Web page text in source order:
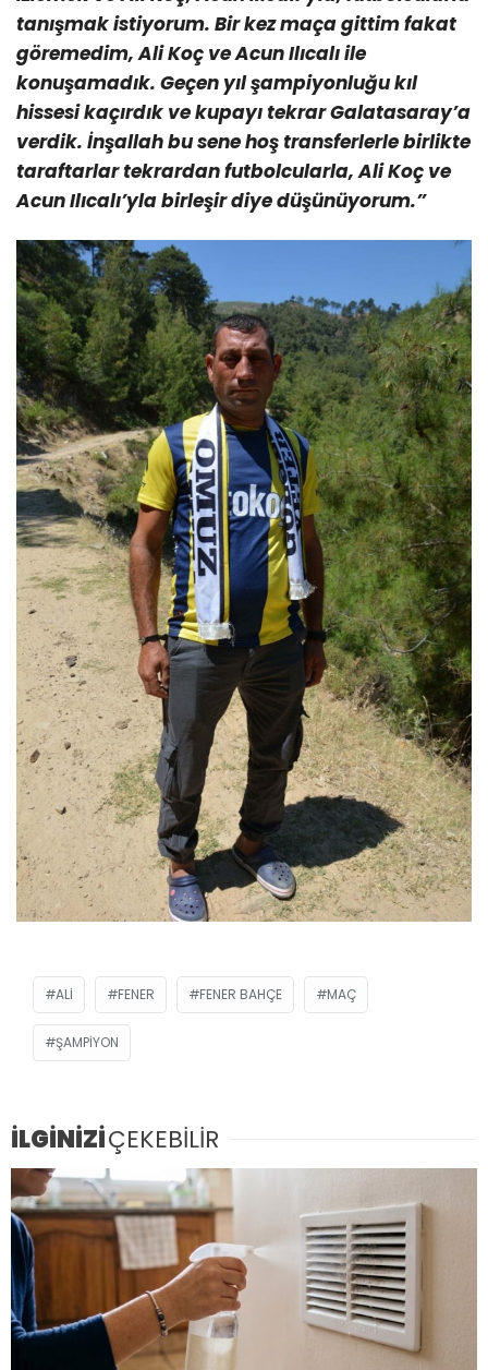
tanışmak istiyorum. Bir kez maça gittim fakat
göremedim, Ali Koç ve Acun Ilıcalı ile
konuşamadık. Geçen yıl şampiyonluğu kıl
hissesi kaçırdık ve kupayı tekrar Galatasaray’a
verdik. İnşallah bu sene hoş transferlerle birlikte
taraftarlar tekrardan futbolcularla, Ali Koç ve
Acun Ilıcalı’yla birleşir diye düşünüyorum.”
ALI FENER FENER BAHÇE MAÇ
ŞAMPIYON
İLGİNİZİÇEKEBİLİR